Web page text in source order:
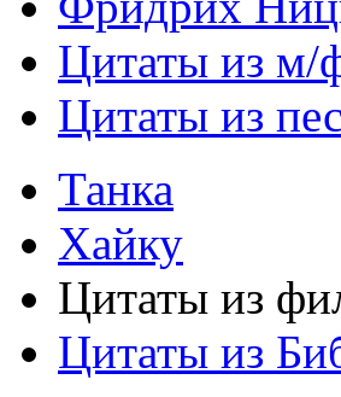
Цитаты из м/
Цитаты из
Танка
Хайку
Цитаты из
Цитаты из